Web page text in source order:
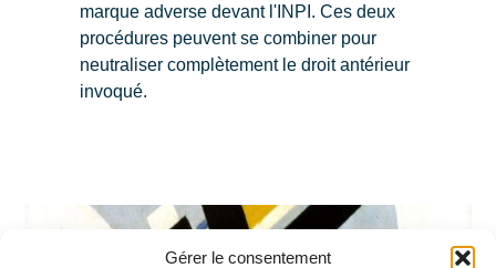
Gérer le consentement
marque adverse devant l'INPI. Ces deux
procédures peuvent se combiner pour
neutraliser complètement le droit antérieur
invoqué.